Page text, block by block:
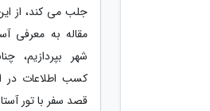
جلب می کند، از
مقاله به معرفی
شهر بپردازیم،
کسب اطلاعات در
قصد سفر با تور